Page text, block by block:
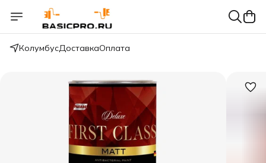
КолумбусДоставкаОплата